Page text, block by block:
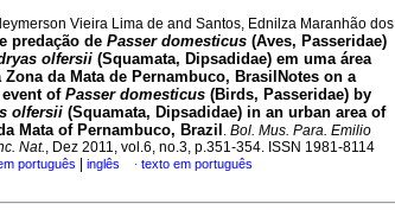
Vieira Lima de and Santos, Ednilza Maranhão dos
predação de Passer domesticus (Aves, Passeridae)
olfersii (Squamata, Dipsadidae) em uma área
Zona da Mata de Pernambuco, Brasil Notes on a
of Passer domesticus (Birds, Passeridae) by
olfersii (Squamata, Dipsadidae) in an urban area of
Mata of Pernambuco, Brazil . Bol. Mus. Para. Emilio
Nat., Dez 2011, vol.6, no.3, p.351-354. ISSN 1981-8114
português inglês · texto em português